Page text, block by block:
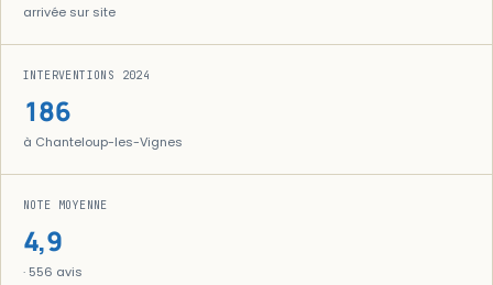
arrivée sur site
INTERVENTIONS 2024
186
à Chanteloup-les-Vignes
NOTE MOYENNE
4,9
· 556 avis